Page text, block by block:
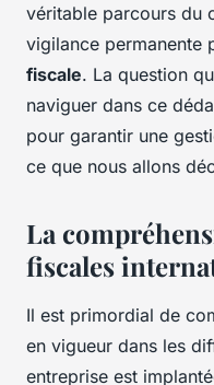
véritable parcours du
vigilance permanente
fiscale. La question
naviguer dans ce
pour garantir une
ce que nous allons
La
fiscales
Il est primordial de
en vigueur dans les
entreprise est